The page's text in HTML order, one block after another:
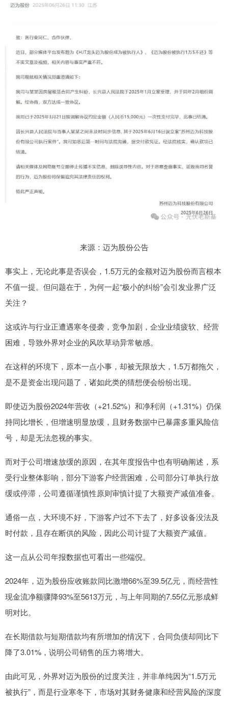
来源：迈为股份公告
事实上，无论此事是否误会，1.5万元的金额对迈为股份而言根本
不值一提。但问题在于，为何一起“极小的纠纷”会引发业界广泛
关注？
这或许与行业正遭遇寒冬侵袭，竞争加剧，企业业绩疲软、经营
困难，导致外界对企业的风吹草动异常敏感。
在这样的环境下，原本一点小事，却被无限放大，1.5万都拖欠，
是不是资金出现问题了，诸如此类的猜想便会纷纷出现。
即使迈为股份2024年营收（+21.52%）和净利润（+1.31%）仍保
持同比增长，但增速明显放缓，且财务数据中已暴露多重风险信
号，却是无法忽视的事实。
而对于公司增速放缓的原因，在其年度报告中也有明确阐述，系
受行业整体影响，部分下游客户经营困难，公司部分订单执行放
缓或停滞，公司遵循谨慎性原则审慎计提了大额资产减值准备。
通俗一点，大环境不好，下游客户过不下去了，好多设备没法及
时付款，且存在断供的风险，因此公司计提了大额资产减值。
这一点从公司年报数据也可看出一些端倪。
2024年，迈为股份应收账款同比激增66%至39.5亿元，而经营性
现金流净额骤降93%至5613万元，与上年同期的7.55亿元形成鲜
明对比。
在长期借款与短期借款均有所增加的情况下，合同负债却同比下
降了3.01%，说明公司销售的压力将增大。
由此可见，外界对迈为股份的过度关注，并非单纯因为“1.5万元
被执行”，而是行业寒冬下，市场对其财务健康和经营风险的深度